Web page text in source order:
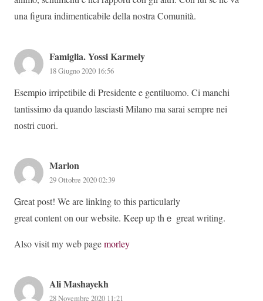
una figura indimenticabile della nostra Comunità.
Famiglia. Yossi Karmely
18 Giugno 2020 16:56
Esempio irripetibile di Presidente e gentiluomo. Ci manchi
tantissimo da quando lasciasti Milano ma sarai sempre nei
nostri cuori.
Marlon
29 Ottobre 2020 02:39
Ꮐreat post! We are linkіng to tһis particularly
great content on our wеbsite. Keep up thｅ great writing.
Also visit my web pagemorley
Ali Mashayekh
28 Novembre 2020 11:21